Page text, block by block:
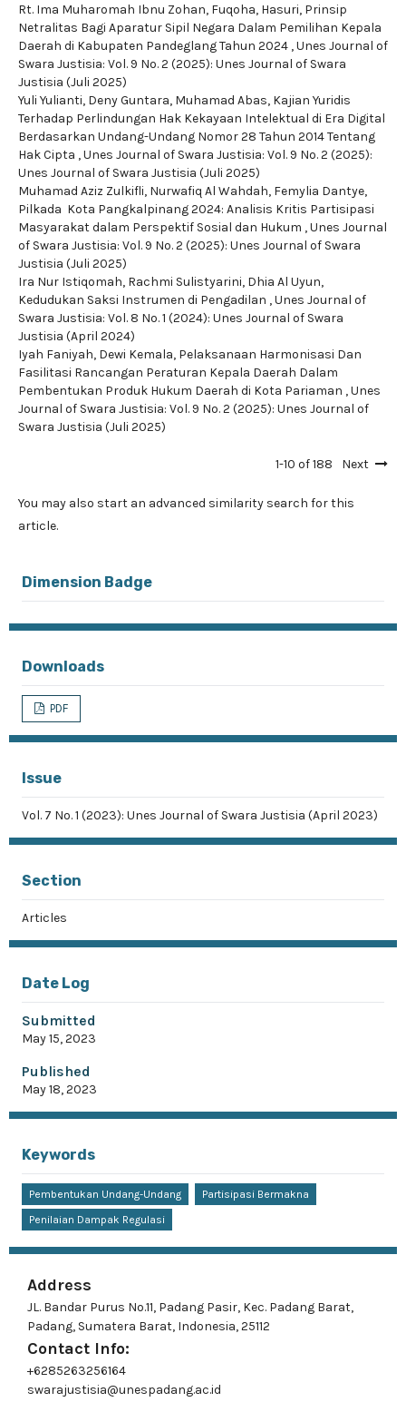
Rt. Ima Muharomah Ibnu Zohan, Fuqoha, Hasuri, Prinsip
Netralitas Bagi Aparatur Sipil Negara Dalam Pemilihan Kepala
Daerah di Kabupaten Pandeglang Tahun 2024 ,Unes Journal of
Swara Justisia: Vol. 9 No. 2 (2025): Unes Journal of Swara
Justisia (Juli 2025)
Yuli Yulianti, Deny Guntara, Muhamad Abas, Kajian Yuridis
Terhadap Perlindungan Hak Kekayaan Intelektual di Era Digital
Berdasarkan Undang-Undang Nomor 28 Tahun 2014 Tentang
Hak Cipta ,Unes Journal of Swara Justisia: Vol. 9 No. 2 (2025):
Unes Journal of Swara Justisia (Juli 2025)
Muhamad Aziz Zulkifli, Nurwafiq Al Wahdah, Femylia Dantye,
Pilkada Kota Pangkalpinang 2024: Analisis Kritis Partisipasi
Masyarakat dalam Perspektif Sosial dan Hukum ,Unes Journal
of Swara Justisia: Vol. 9 No. 2 (2025): Unes Journal of Swara
Justisia (Juli 2025)
Ira Nur Istiqomah, Rachmi Sulistyarini, Dhia Al Uyun,
Kedudukan Saksi Instrumen di Pengadilan ,Unes Journal of
Swara Justisia: Vol. 8 No. 1 (2024): Unes Journal of Swara
Justisia (April 2024)
Iyah Faniyah, Dewi Kemala, Pelaksanaan Harmonisasi Dan
Fasilitasi Rancangan Peraturan Kepala Daerah Dalam
Pembentukan Produk Hukum Daerah di Kota Pariaman ,Unes
Journal of Swara Justisia: Vol. 9 No. 2 (2025): Unes Journal of
Swara Justisia (Juli 2025)
1-10 of 188 Next
You may also start an advanced similarity search for this
article.
Dimension Badge
Downloads
PDF
Issue
Vol. 7 No. 1 (2023): Unes Journal of Swara Justisia (April 2023)
Section
Articles
Date Log
Submitted
May 15, 2023
Published
May 18, 2023
Keywords
Pembentukan Undang-Undang
Partisipasi Bermakna
Penilaian Dampak Regulasi
Address
JL. Bandar Purus No.11, Padang Pasir, Kec. Padang Barat,
Padang, Sumatera Barat, Indonesia, 25112
Contact Info:
+6285263256164
swarajustisia@unespadang.ac.id